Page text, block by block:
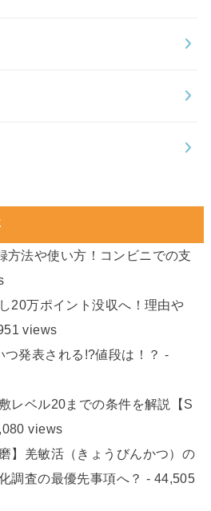
方法や使い方！コンビニでの支
20万ポイント没収へ！理由や
views
発表される!?値段は！？ -
レベル20までの条件を解説【S
views
】羌敏活（きょうびんかつ）の
調査の最優先事項へ？ - 44,505